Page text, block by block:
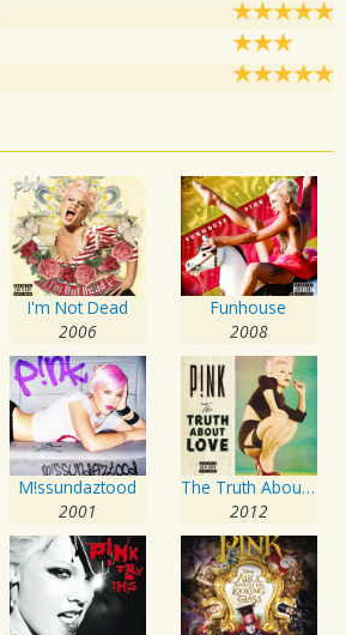
I'm Not Dead
2006
Funhouse
2008
M!ssundaztood
2001
The Truth About Love
2012